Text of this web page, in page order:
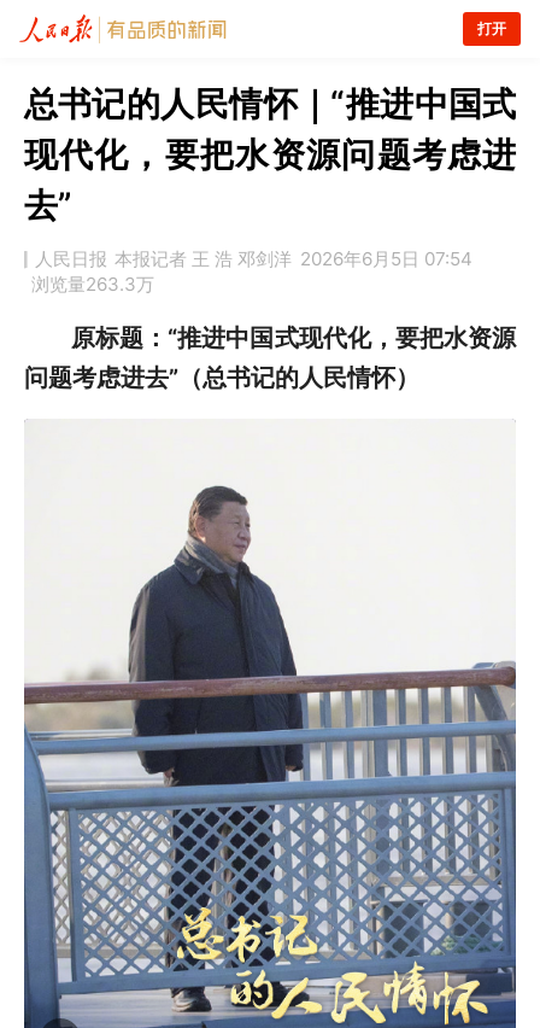
打开
总书记的人民情怀｜“推进中国式
现代化，要把水资源问题考虑进
去”
人民日报 本报记者 王 浩 邓剑洋 2026年6月5日 07:54
浏览量263.3万
原标题：“推进中国式现代化，要把水资源
问题考虑进去”（总书记的人民情怀）